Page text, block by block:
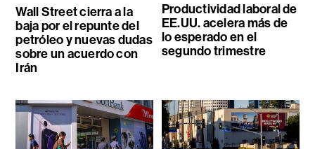
Wall Street cierra a la
baja por el repunte del
petróleo y nuevas dudas
sobre un acuerdo con
Irán
Productividad laboral de
EE.UU. acelera más de
lo esperado en el
segundo trimestre